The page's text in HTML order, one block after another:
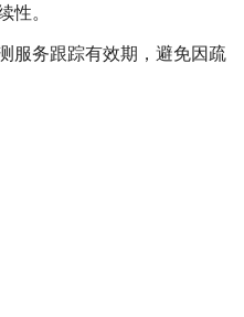
性。
服务跟踪有效期，避免因疏